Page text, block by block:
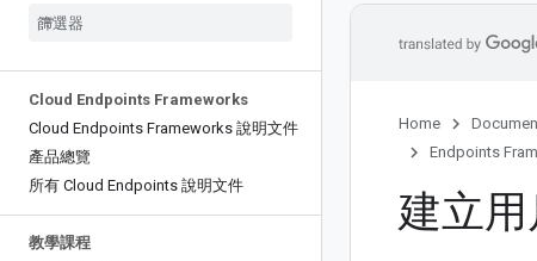
Cloud Endpoints Frameworks
Cloud Endpoints Frameworks 說明文件
產品總覽
所有 Cloud Endpoints 說明文件
教學課程
Home
Endpoints
建立